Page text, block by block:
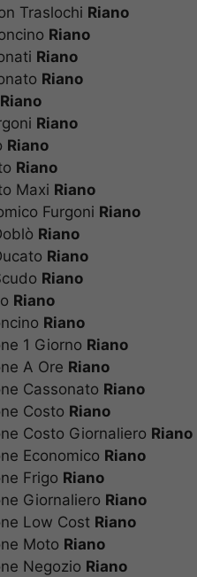
TraslochiRiano
Riano
Riano
Riano
Riano
Riano
Riano
Riano
MaxiRiano
FurgoniRiano
Riano
Riano
Riano
Riano
Riano
1 GiornoRiano
A OreRiano
CassonatoRiano
CostoRiano
Costo GiornalieroRiano
EconomicoRiano
FrigoRiano
GiornalieroRiano
Low CostRiano
MotoRiano
NegozioRiano